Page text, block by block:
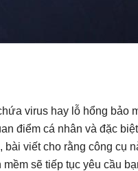
virus hay lỗ hổng bảo
điểm cá nhân và đặc
bài viết cho rằng công cụ
sẽ tiếp tục yêu cầu